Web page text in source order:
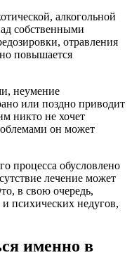
алкогольной
собственными
отравления
повышается
неумение
или поздно приводит
никто не хочет
он может
процесса обусловлено
лечение может
в свою очередь,
психических недугов,
именно в